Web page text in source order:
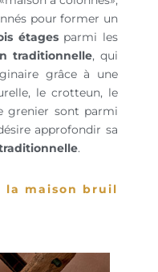
pour former un
étagesparmi les
traditionnelle, qui
grâce à une
le crotteun, le
grenier sont parmi
approfondir sa
.
la maison bruil